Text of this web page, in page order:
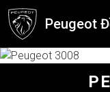
Peugeot
Để nhận được "báo